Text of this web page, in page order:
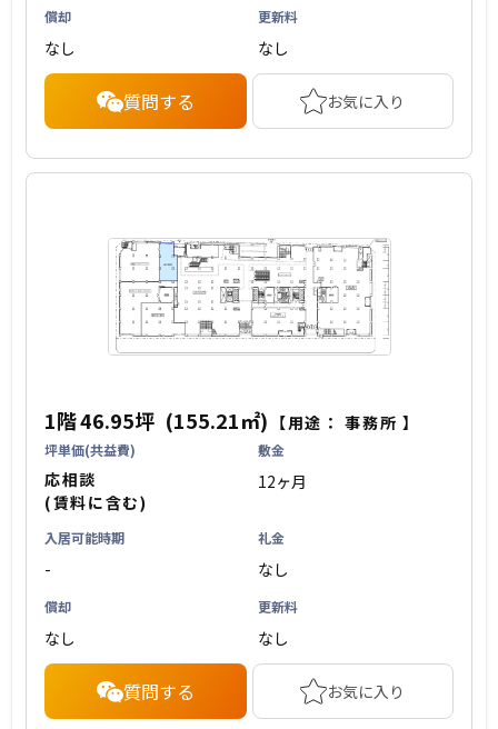
償却
なし
更新料
なし
質問する お気に入り
1階46.95坪 (155.21㎡) 【用途：事務所 】
坪単価(共益費)
応相談
(賃料に含む)
敷金
12ヶ月
入居可能時期
-
礼金
なし
償却
なし
更新料
なし
質問する お気に入り